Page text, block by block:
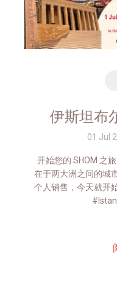
伊斯坦布
01 Jul
开始您的 SHOM 之
在于两大洲之间的城
个人销售，今天就开